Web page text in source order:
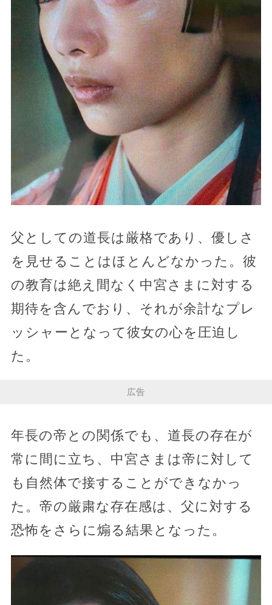
父としての道長は厳格であり、優しさ
を見せることはほとんどなかった。彼
の教育は絶え間なく中宮さまに対する
期待を含んでおり、それが余計なプレ
ッシャーとなって彼女の心を圧迫し
た。
広告
年長の帝との関係でも、道長の存在が
常に間に立ち、中宮さまは帝に対して
も自然体で接することができなかっ
た。帝の厳粛な存在感は、父に対する
恐怖をさらに煽る結果となった。